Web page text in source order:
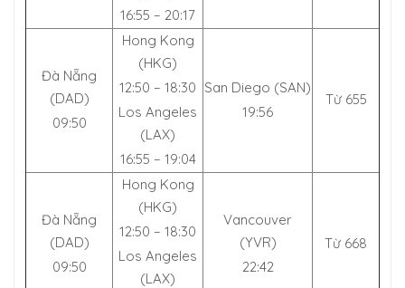
16:55 – 20:17
Đà Nẵng
(DAD)
09:50
Hong Kong
(HKG)
12:50 – 18:30
Los Angeles
(LAX)
16:55 – 19:04
San Diego (SAN)
19:56
Từ 655
Đà Nẵng
(DAD)
09:50
Hong Kong
(HKG)
12:50 – 18:30
Los Angeles
(LAX)
Vancouver
(YVR)
22:42
Từ 668